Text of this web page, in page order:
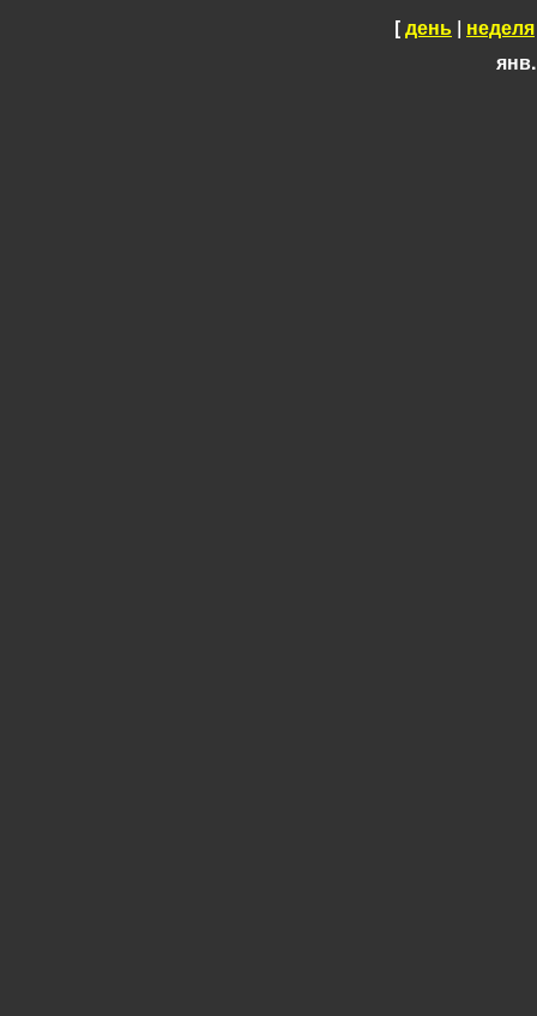
[день | неделя